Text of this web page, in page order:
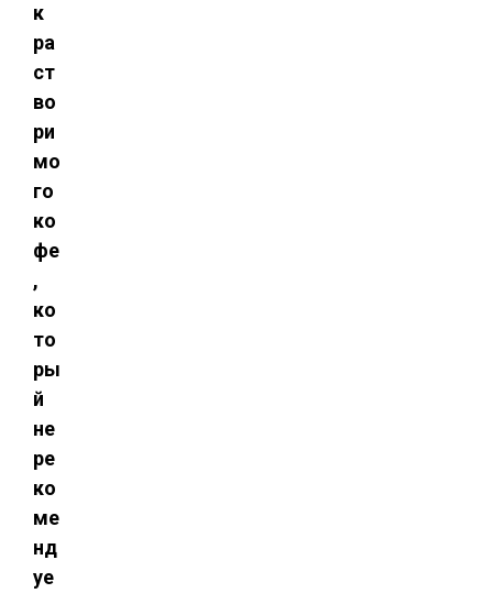
к
ра
ст
во
ри
мо
го
ко
фе
,
ко
то
ры
й
не
ре
ко
ме
нд
уе